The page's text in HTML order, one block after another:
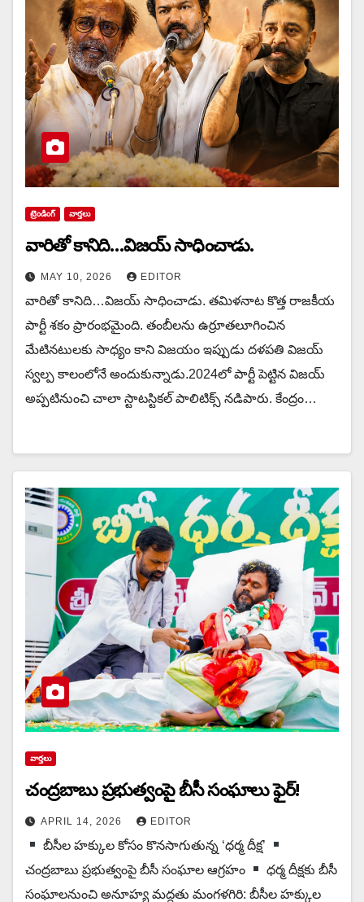
ట్రెండింగ్ వార్త‌లు
వారితో కానిది…విజయ్ సాధించాడు.
MAY 10, 2026 EDITOR
వారితో కానిది…విజయ్ సాధించాడు. త‌మిళ‌నాట కొత్త రాజ‌కీయ
పార్టీ శ‌కం ప్రారంభ‌మైంది. తంబీల‌ను ఉర్రూత‌లూగించిన
మేటిన‌టులకు సాధ్యం కాని విజ‌యం ఇప్పుడు ద‌ళ‌ప‌తి విజ‌య్
స్వ‌ల్ప కాలంలోనే అందుకున్నాడు.2024లో పార్టీ పెట్టిన విజయ్
అప్ప‌టినుంచి చాలా స్టాట‌స్టిక‌ల్ పాలిటిక్స్ న‌డిపారు. కేంద్రం…
వార్త‌లు
చంద్రబాబు ప్రభుత్వంపై బీసీ సంఘాలు ఫైర్!
APRIL 14, 2026 EDITOR
బీసీల హక్కుల కోసం కొన‌సాగుతున్న‌ ‘ధర్మ దీక్ష’
చంద్రబాబు ప్రభుత్వంపై బీసీ సంఘాల ఆగ్రహం
ధర్మ దీక్షకు బీసీ
సంఘాలనుంచి అనూహ్య మద్దతు మంగళగిరి: బీసీల హక్కుల